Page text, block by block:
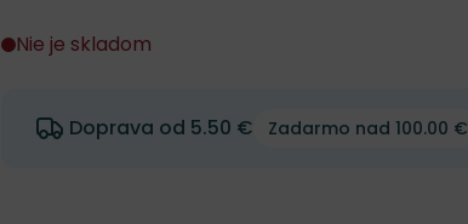
Nie je skladom
Doprava od 5.50 € Zadarmo nad 100.00 €